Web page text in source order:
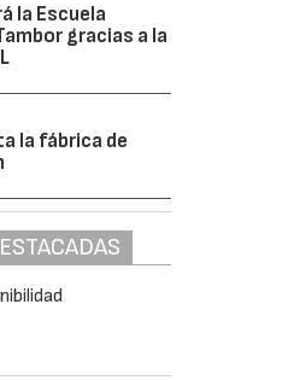
la Escuela
gracias a la
la fábrica de